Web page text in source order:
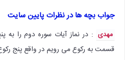
جواب بچه ها در نظرات پایین سایت
مهدی : در نماز آیات سوره دوم را
قسمت به رکوع می رویم در واقع پنج